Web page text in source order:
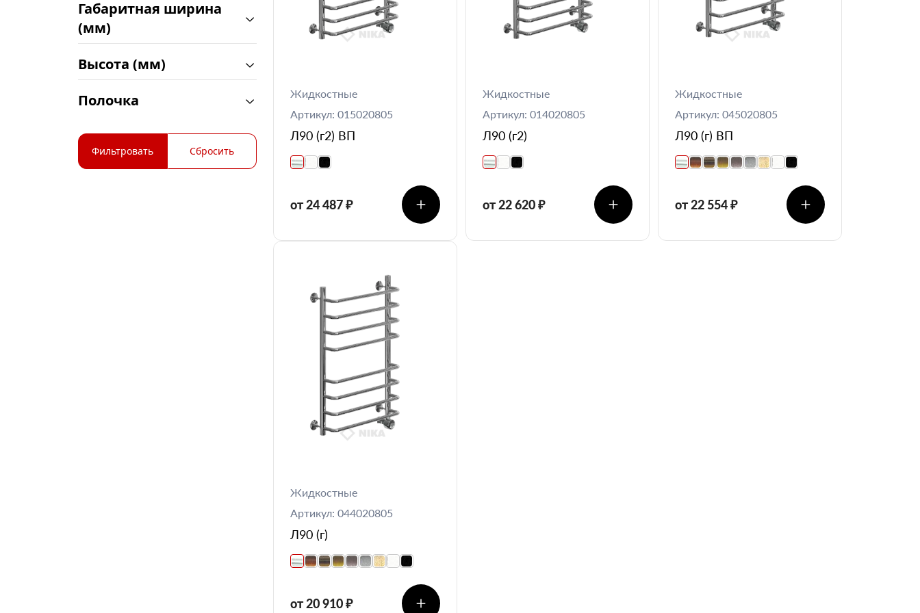
Габаритная ширина
(мм)
Высота (мм)
Полочка
Фильтровать Сбросить
Жидкостные
Артикул: 015020805
Л90 (г2) ВП
от 24 487 ₽
Жидкостные
Артикул: 014020805
Л90 (г2)
от 22 620 ₽
Жидкостные
Артикул: 045020805
Л90 (г) ВП
от 22 554 ₽
Жидкостные
Артикул: 044020805
Л90 (г)
от 20 910 ₽